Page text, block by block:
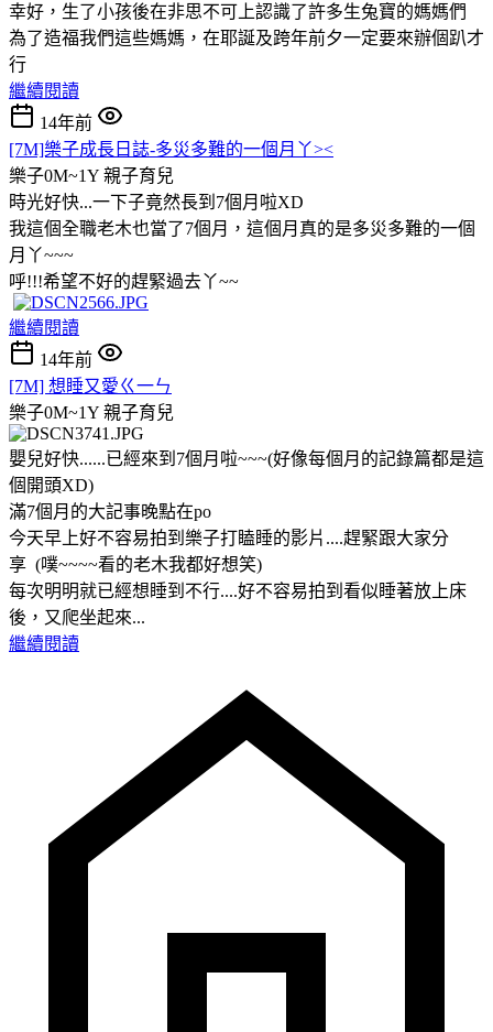
幸好，生了小孩後在非思不可上認識了許多生兔寶的媽媽們
為了造福我們這些媽媽，在耶誕及跨年前夕一定要來辦個趴才
行
繼續閱讀
14年前
[7M]樂子成長日誌-多災多難的一個月丫><
樂子0M~1Y 親子育兒
時光好快...一下子竟然長到7個月啦XD
我這個全職老木也當了7個月，這個月真的是多災多難的一個
月丫~~~
呼!!!希望不好的趕緊過去丫~~
繼續閱讀
14年前
[7M] 想睡又愛ㄍ一ㄣ
樂子0M~1Y 親子育兒
嬰兒好快......已經來到7個月啦~~~(好像每個月的記錄篇都是這
個開頭XD)
滿7個月的大記事晚點在po
今天早上好不容易拍到樂子打瞌睡的影片....趕緊跟大家分
享 (噗~~~~看的老木我都好想笑)
每次明明就已經想睡到不行....好不容易拍到看似睡著放上床
後，又爬坐起來...
繼續閱讀